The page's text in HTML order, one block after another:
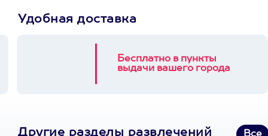
Удобная доставка
Бесплатно в пункты
выдачи вашего города
Другие разделы развлечений